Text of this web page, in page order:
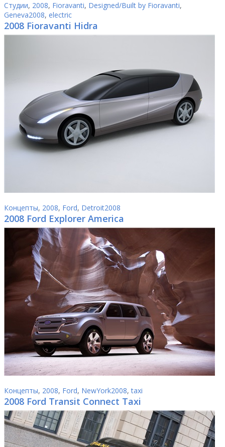
Студии, 2008, Fioravanti, Designed/Built by Fioravanti,
Geneva2008, electric
2008 Fioravanti Hidra
Концепты, 2008, Ford, Detroit2008
2008 Ford Explorer America
Концепты, 2008, Ford, NewYork2008,taxi
2008 Ford Transit Connect Taxi